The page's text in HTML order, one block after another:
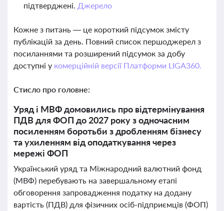
підтверджені. Джерело
Кожне з питань — це короткий підсумок змісту
публікацій за день. Повний список першоджерел з
посиланнями та розширений підсумок за добу
доступні у комерційній версії Платформи LIGA360.
Стисло про головне:
Уряд і МВФ домовились про відтермінування
ПДВ для ФОП до 2027 року з одночасним
посиленням боротьби з дробленням бізнесу
та ухиленням від оподаткування через
мережі ФОП
Український уряд та Міжнародний валютний фонд
(МВФ) перебувають на завершальному етапі
обговорення запровадження податку на додану
вартість (ПДВ) для фізичних осіб-підприємців (ФОП)